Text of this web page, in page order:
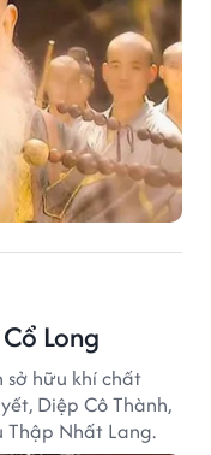
Long
sở hữu khí chất
Diệp Cô Thành,
Thập Nhất Lang.